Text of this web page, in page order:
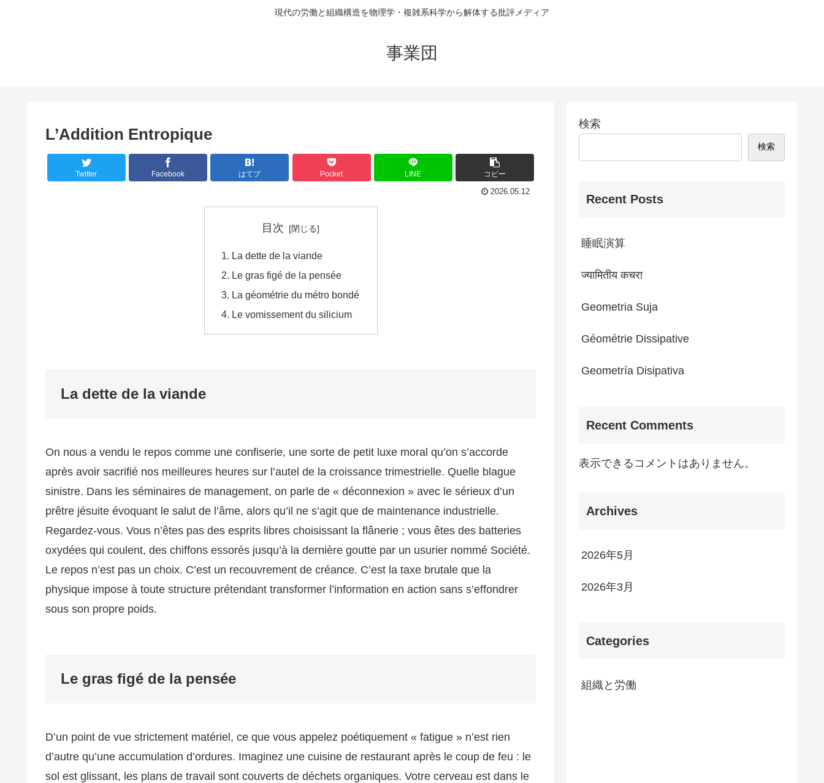
現代の労働と組織構造を物理学・複雑系科学から解体する批評メディア
事業団
L’Addition Entropique
Twitter Facebook はてブ Pocket LINE コピー
2026.05.12
目次
La dette de la viande
Le gras figé de la pensée
La géométrie du métro bondé
Le vomissement du silicium
La dette de la viande
On nous a vendu le repos comme une confiserie, une sorte de petit luxe moral qu’on s’accorde
après avoir sacrifié nos meilleures heures sur l’autel de la croissance trimestrielle. Quelle blague
sinistre. Dans les séminaires de management, on parle de « déconnexion » avec le sérieux d’un
prêtre jésuite évoquant le salut de l’âme, alors qu’il ne s’agit que de maintenance industrielle.
Regardez-vous. Vous n’êtes pas des esprits libres choisissant la flânerie ; vous êtes des batteries
oxydées qui coulent, des chiffons essorés jusqu’à la dernière goutte par un usurier nommé Société.
Le repos n’est pas un choix. C’est un recouvrement de créance. C’est la taxe brutale que la
physique impose à toute structure prétendant transformer l’information en action sans s’effondrer
sous son propre poids.
Le gras figé de la pensée
D’un point de vue strictement matériel, ce que vous appelez poétiquement « fatigue » n’est rien
d’autre qu’une accumulation d’ordures. Imaginez une cuisine de restaurant après le coup de feu : le
sol est glissant, les plans de travail sont couverts de déchets organiques. Votre cerveau est dans le
検索
検索
Recent Posts
睡眠演算
ज्यामितीय कचरा
Geometria Suja
Géométrie Dissipative
Geometría Disipativa
Recent Comments
表示できるコメントはありません。
Archives
2026年5月
2026年3月
Categories
組織と労働